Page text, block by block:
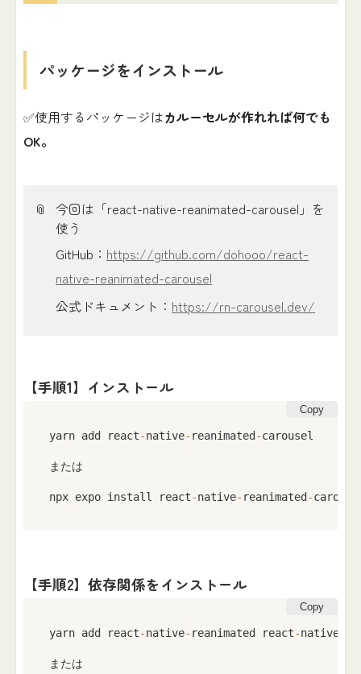
パッケージをインストール
✅使用するパッケージはカルーセルが作れれば何でも
OK。
📎
今回は「react-native-reanimated-carousel」を
使う
GitHub： https://github.com/dohooo/react-
native-reanimated-carousel
公式ドキュメント： https://rn-carousel.dev/
【手順1】インストール
Copy
yarn add react-native- reanimated -carousel
または
npx expo install react-native- reanimated -
【手順2】依存関係をインストール
Copy
yarn add react-native- reanimated react-native
または